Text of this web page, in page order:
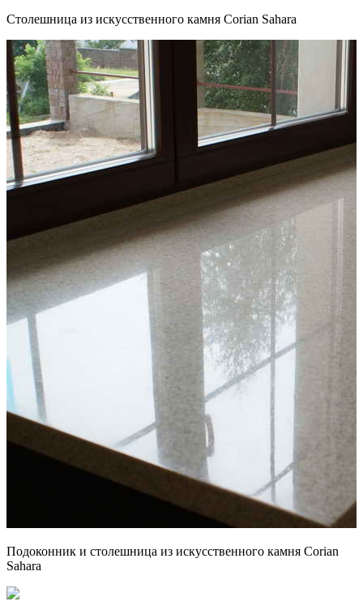
Столешница из искусственного камня Corian Sahara
Подоконник и столешница из искусственного камня Corian
Sahara